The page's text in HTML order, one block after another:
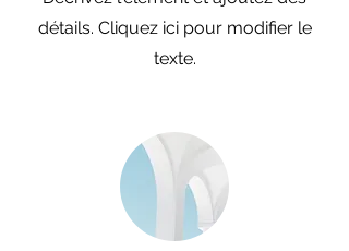
détails. Cliquez ici pour modifier le
texte.